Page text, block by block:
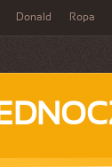
Donald Ropa